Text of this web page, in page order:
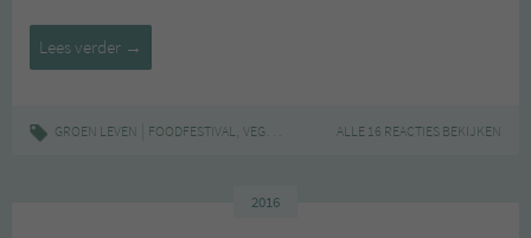
Lees verder Viva
Las
Foodfestival
→
GROEN LEVEN FOODFESTIVAL, VEGAN VIVA LAS VEGA'SALLE 16 REACTIES BEKIJKEN
2016